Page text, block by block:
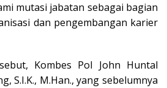
mutasi jabatan sebagai bagian
dan pengembangan karier
Kombes Pol John Huntal
S.I.K., M.Han., yang sebelumnya